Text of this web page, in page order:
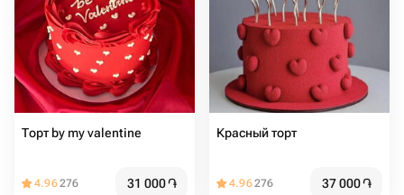
Торт ️️️️by my valentine
4.96276 31 000֏
Красный торт
4.96276 37 000֏